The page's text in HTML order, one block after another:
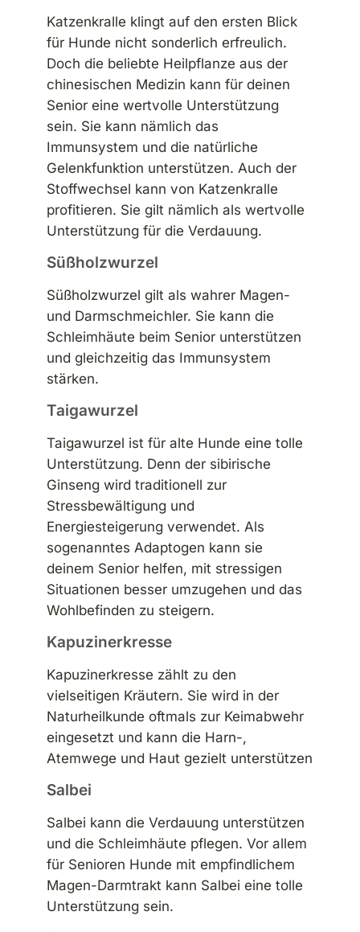
Katzenkralle klingt auf den ersten Blick
für Hunde nicht sonderlich erfreulich.
Doch die beliebte Heilpflanze aus der
chinesischen Medizin kann für deinen
Senior eine wertvolle Unterstützung
sein. Sie kann nämlich das
Immunsystem und die natürliche
Gelenkfunktion unterstützen. Auch der
Stoffwechsel kann von Katzenkralle
profitieren. Sie gilt nämlich als wertvolle
Unterstützung für die Verdauung.
Süßholzwurzel
Süßholzwurzel gilt als wahrer Magen-
und Darmschmeichler. Sie kann die
Schleimhäute beim Senior unterstützen
und gleichzeitig das Immunsystem
stärken.
Taigawurzel
Taigawurzel ist für alte Hunde eine tolle
Unterstützung. Denn der sibirische
Ginseng wird traditionell zur
Stressbewältigung und
Energiesteigerung verwendet. Als
sogenanntes Adaptogen kann sie
deinem Senior helfen, mit stressigen
Situationen besser umzugehen und das
Wohlbefinden zu steigern.
Kapuzinerkresse
Kapuzinerkresse zählt zu den
vielseitigen Kräutern. Sie wird in der
Naturheilkunde oftmals zur Keimabwehr
eingesetzt und kann die Harn-,
Atemwege und Haut gezielt unterstützen
Salbei
Salbei kann die Verdauung unterstützen
und die Schleimhäute pflegen. Vor allem
für Senioren Hunde mit empfindlichem
Magen-Darmtrakt kann Salbei eine tolle
Unterstützung sein.